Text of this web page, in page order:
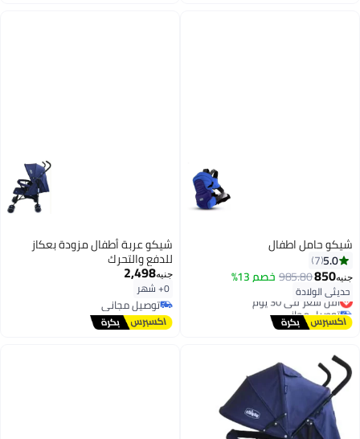
شيكو حامل اطفال
5.0
7
جنيه850
985.80خصم 13%
حديثي الولادة
أقل سعر في 30 يوم
توصيل مجاني
أقل سعر في 30 يوم
شيكو عربة أطفال مزودة بعكاز
للدفع والتحرك
جنيه2,498
0+ شهر
توصيل مجاني
توصيل مجاني